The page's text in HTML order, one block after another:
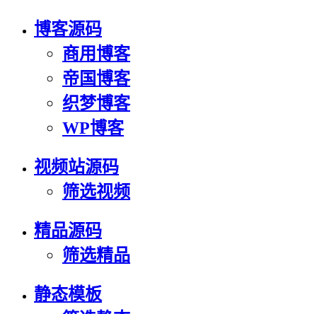
博客源码
商用博客
帝国博客
织梦博客
WP博客
视频站源码
筛选视频
精品源码
筛选精品
静态模板